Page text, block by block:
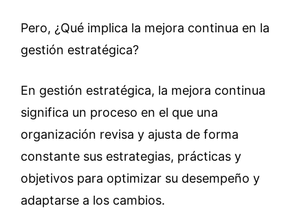
Pero, ¿Qué implica la mejora continua en la
gestión estratégica?
En gestión estratégica, la mejora continua
significa un proceso en el que una
organización revisa y ajusta de forma
constante sus estrategias, prácticas y
objetivos para optimizar su desempeño y
adaptarse a los cambios.